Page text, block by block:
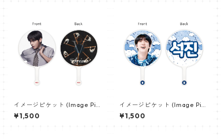
イメージピケット (Image Pic
ket) うちわ - ヴィ (V_21)
¥1,500
イメージピケット (Image Pic
ket) うちわ - ジン (JIN-10)
¥1,500